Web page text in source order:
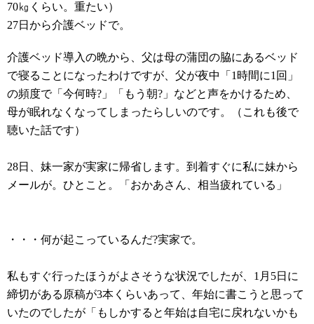
70㎏くらい。重たい）
27日から介護ベッドで。
介護ベッド導入の晩から、父は母の蒲団の脇にあるベッド
で寝ることになったわけですが、父が夜中「1時間に1回」
の頻度で「今何時?」「もう朝?」などと声をかけるため、
母が眠れなくなってしまったらしいのです。（これも後で
聴いた話です）
28日、妹一家が実家に帰省します。到着すぐに私に妹から
メールが。ひとこと。「おかあさん、相当疲れている」
・・・何が起こっているんだ?実家で。
私もすぐ行ったほうがよさそうな状況でしたが、1月5日に
締切がある原稿が3本くらいあって、年始に書こうと思って
いたのでしたが「もしかすると年始は自宅に戻れないかも